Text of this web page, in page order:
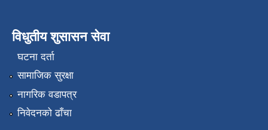
विधुतीय शुसासन सेवा
घटना दर्ता
सामाजिक सुरक्षा
नागरिक वडापत्र
निवेदनको ढाँचा